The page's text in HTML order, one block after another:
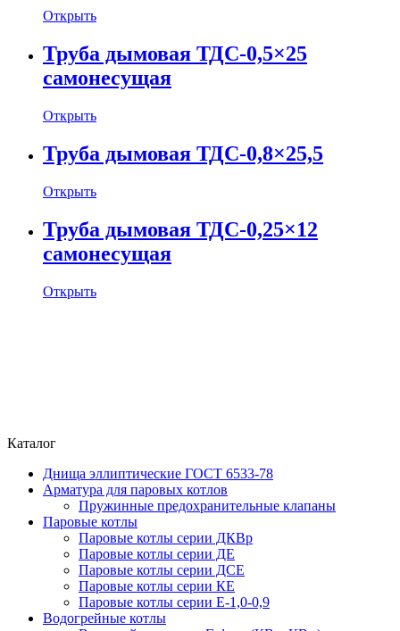
Открыть
Труба дымовая ТДС-0,5×25
самонесущая
Открыть
Труба дымовая ТДС-0,8×25,5
Открыть
Труба дымовая ТДС-0,25×12
самонесущая
Открыть
Каталог
Днища эллиптические ГОСТ 6533-78
Арматура для паровых котлов
Пружинные предохранительные клапаны
Паровые котлы
Паровые котлы серии ДКВр
Паровые котлы серии ДЕ
Паровые котлы серии ДСЕ
Паровые котлы серии КЕ
Паровые котлы серии Е-1,0-0,9
Водогрейные котлы